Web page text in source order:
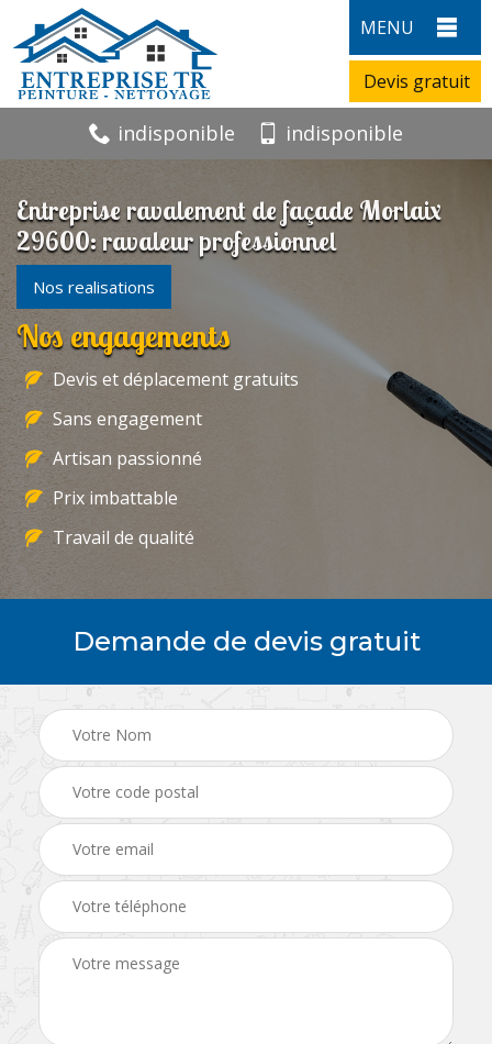
MENU
Devis gratuit
indisponible indisponible
Entreprise ravalement de façade Morlaix
29600: ravaleur professionnel
Nos realisations
Nos engagements
Devis et déplacement gratuits
Sans engagement
Artisan passionné
Prix imbattable
Travail de qualité
Demande de devis gratuit